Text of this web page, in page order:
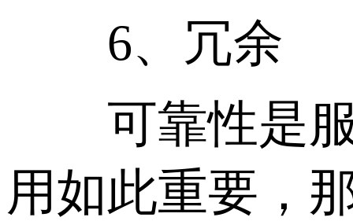
6、冗余
可靠性是服
用如此重要，